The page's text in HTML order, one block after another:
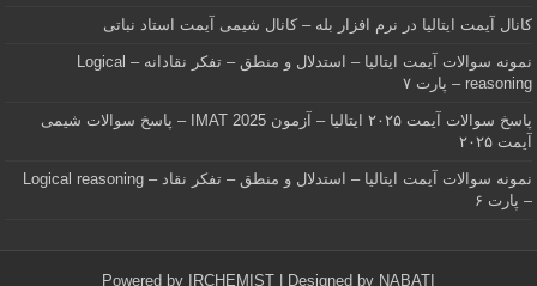
کانال آیمت ایتالیا در نرم افزار بله – کانال شیمی آیمت استاد نباتی
نمونه سوالات آیمت ایتالیا – استدلال و منطق – تفکر نقادانه – Logical
reasoning – پارت ۷
پاسخ سوالات آیمت ۲۰۲۵ ایتالیا – آزمون IMAT 2025 – پاسخ سوالات شیمی
آیمت ۲۰۲۵
نمونه سوالات آیمت ایتالیا – استدلال و منطق – تفکر نقاد – Logical reasoning
– پارت ۶
Powered by IRCHEMIST | Designed by NABATI